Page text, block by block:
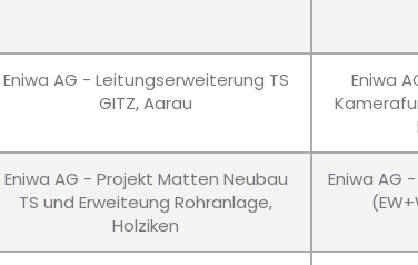
Eniwa AG - Leitungserweiterung TS
GITZ, Aarau
Eniwa
Eniwa AG - Projekt Matten Neubau
TS und Erweiteung Rohranlage,
Holziken
Eniwa AG